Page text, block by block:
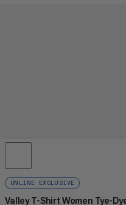
ONLINE EXCLUSIVE
Valley T-Shirt Women Tye-